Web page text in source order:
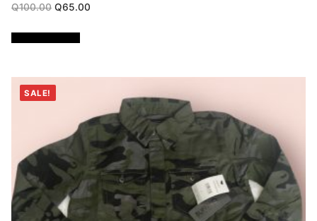
Q100.00 Original
Q100.00.
Q65.00
SALE!